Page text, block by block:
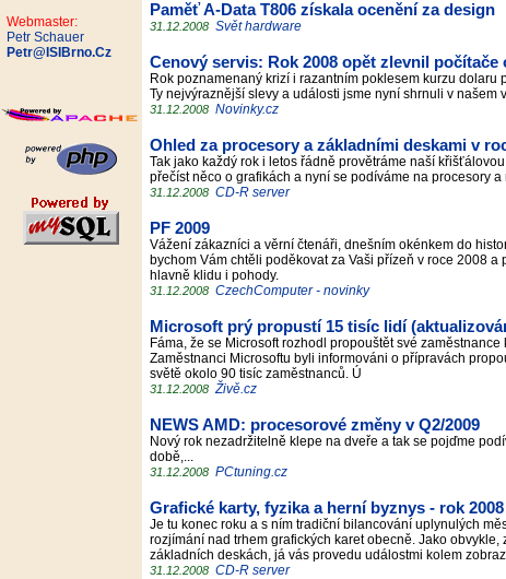
Webmaster:
Petr Schauer
Petr@ISIBrno.Cz
Paměť A-Data T806 získala ocenění za design
31.12.2008 Svět hardware
Cenový servis: Rok 2008 opět zlevnil počítače
Rok poznamenaný krizí i razantním poklesem kurzu
Ty nejvýraznější slevy a události jsme nyní shrnuli v našem
31.12.2008 Novinky.cz
Ohled za procesory a základními deskami v
Tak jako každý rok i letos řádně provětráme naší
přečíst něco o grafikách a nyní se podíváme na procesory
31.12.2008 CD-R server
PF 2009
Vážení zákazníci a věrní čtenáři, dnešním okénkem do
bychom Vám chtěli poděkovat za Vaši přízeň v roce 2008
hlavně klidu i pohody.
31.12.2008 CzechComputer - novinky
Microsoft prý propustí 15 tisíc lidí
Fáma, že se Microsoft rozhodl propouštět své
Zaměstnanci Microsoftu byli informováni o přípravách
světě okolo 90 tisíc zaměstnanců. Ú
31.12.2008 Živě.cz
NEWS AMD: procesorové změny v Q2/2009
Nový rok nezadržitelně klepe na dveře a tak se pojďme
době,...
31.12.2008 PCtuning.cz
Grafické karty, fyzika a herní byznys - rok
Je tu konec roku a s ním tradiční bilancování uplynulých
rozjímání nad trhem grafických karet obecně. Jako
základních deskách, já vás provedu událostmi kolem
31.12.2008 CD-R server